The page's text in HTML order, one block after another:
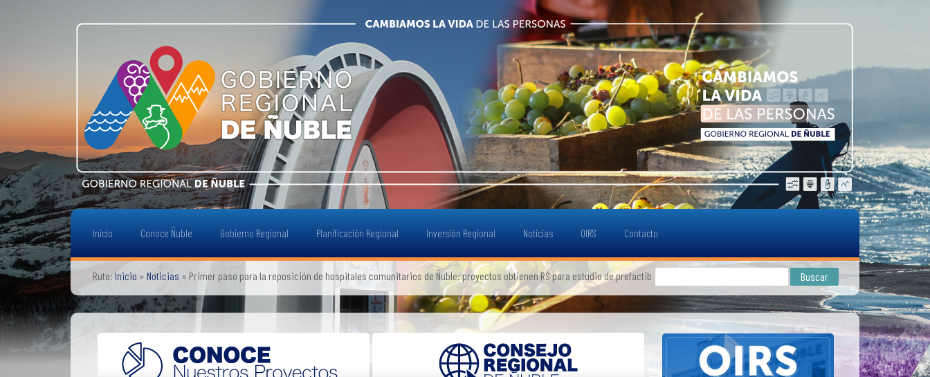
Inicio Conoce Ñuble Gobierno Regional Planificación Regional Inversión Regional Noticias OIRS Contacto
Ruta: Inicio » Noticias » Primer paso para la reposición de hospitales comunitarios de Ñuble: proyectos obtienen RS para estudio de prefactibilidad